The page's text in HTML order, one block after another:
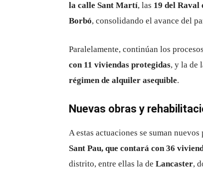
la calle Sant Martí, las 19 del Raval
Borbó, consolidando el avance del
Paralelamente, continúan los
con 11 viviendas protegidas, y la de
régimen de alquiler asequible.
Nuevas obras y
A estas actuaciones se suman
Sant Pau, que contará con 36
distrito, entre ellas la de Lancaster,